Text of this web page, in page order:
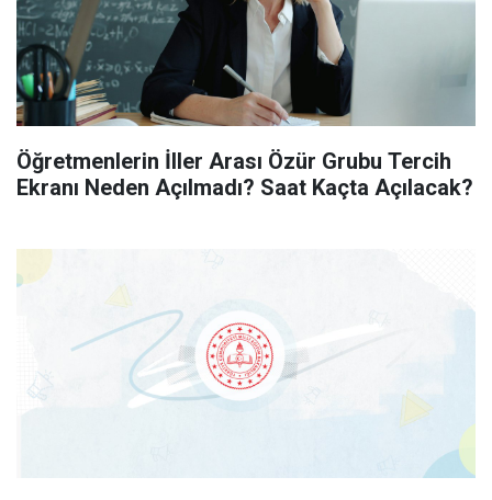
Öğretmenlerin İller Arası Özür Grubu Tercih
Ekranı Neden Açılmadı? Saat Kaçta Açılacak?